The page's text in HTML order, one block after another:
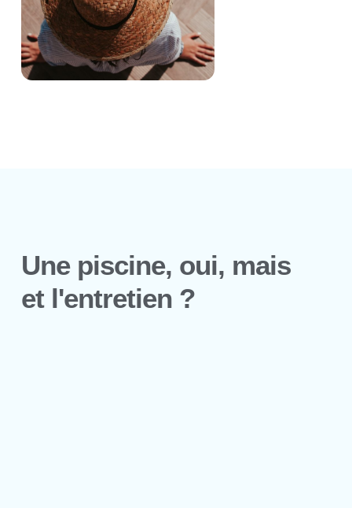
Une piscine, oui, mais
et l'entretien ?